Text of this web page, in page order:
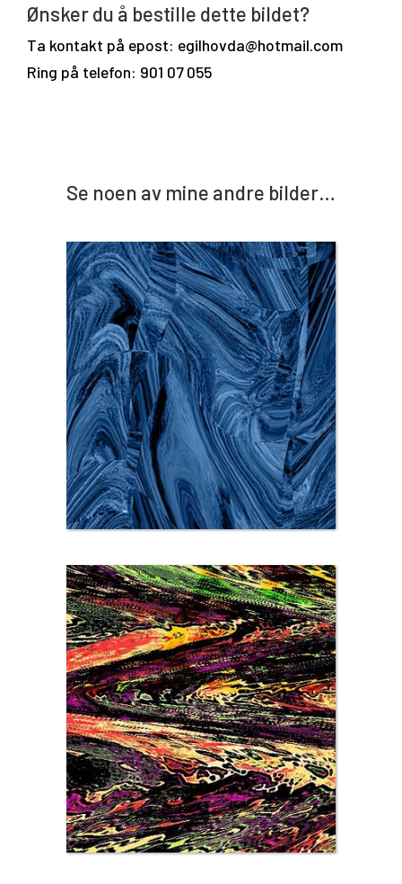
Ønsker du å bestille dette bildet?
Ta kontakt på epost: egilhovda@hotmail.com
Ring på telefon: 901 07 055
Se noen av mine andre bilder…